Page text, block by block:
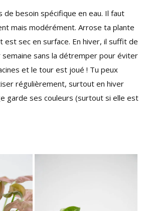
de besoin spécifique en eau. Il faut
mais modérément. Arrose ta plante
est sec en surface. En hiver, il suffit de
semaine sans la détremper pour éviter
et le tour est joué ! Tu peux
régulièrement, surtout en hiver
garde ses couleurs (surtout si elle est